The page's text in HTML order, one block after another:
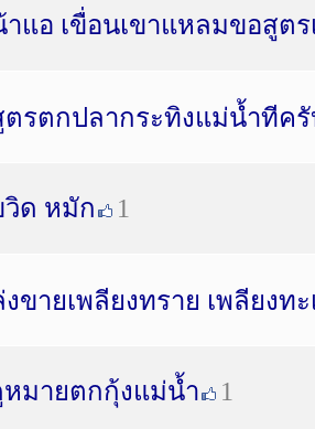
แอ เขื่อนเขาแหลมขอสูต
รตกปลากระทิงแม่น้ำทีค
ด หมัก 1
ขายเพลียงทราย เพลียง
มายตกกุ้งแม่น้ำ 1